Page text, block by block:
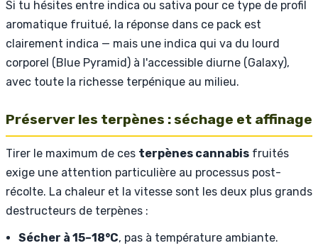
Si tu hésites entre indica ou sativa pour ce type de profil
aromatique fruitué, la réponse dans ce pack est
clairement indica — mais une indica qui va du lourd
corporel (Blue Pyramid) à l'accessible diurne (Galaxy),
avec toute la richesse terpénique au milieu.
Préserver les terpènes : séchage et affinage
Tirer le maximum de ces terpènes cannabis fruités
exige une attention particulière au processus post-
récolte. La chaleur et la vitesse sont les deux plus grands
destructeurs de terpènes :
Sécher à 15–18°C, pas à température ambiante.